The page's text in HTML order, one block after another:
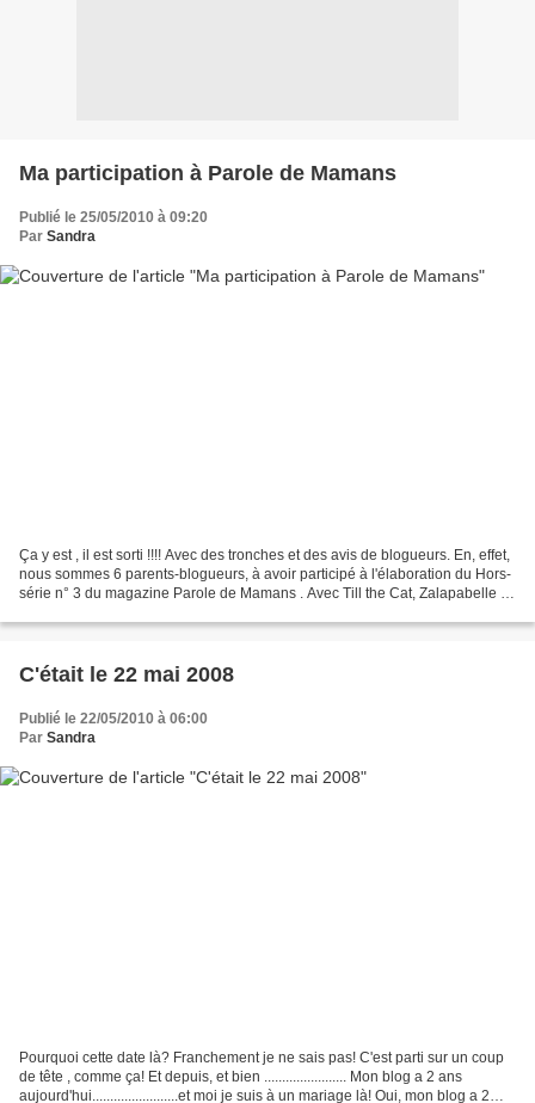
Ma participation à Parole de Mamans
Publié le 25/05/2010 à 09:20
Par Sandra
Ça y est , il est sorti !!!! Avec des tronches et des avis de blogueurs. En, effet,
nous sommes 6 parents-blogueurs, à avoir participé à l'élaboration du Hors-
série n° 3 du magazine Parole de Mamans . Avec Till the Cat, Zalapabelle ,
C'était le 22 mai 2008
Publié le 22/05/2010 à 06:00
Par Sandra
Pourquoi cette date là? Franchement je ne sais pas! C'est parti sur un coup
de tête , comme ça! Et depuis, et bien ....................... Mon blog a 2 ans
aujourd'hui........................et moi je suis à un mariage là! Oui, mon blog a 2